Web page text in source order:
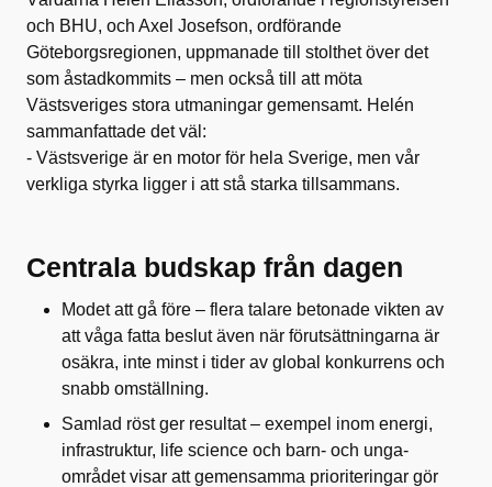
och BHU, och Axel Josefson, ordförande
Göteborgsregionen, uppmanade till stolthet över det
som åstadkommits – men också till att möta
Västsveriges stora utmaningar gemensamt. Helén
sammanfattade det väl:
- Västsverige är en motor för hela Sverige, men vår
verkliga styrka ligger i att stå starka tillsammans.
Centrala budskap från dagen
Modet att gå före – flera talare betonade vikten av
att våga fatta beslut även när förutsättningarna är
osäkra, inte minst i tider av global konkurrens och
snabb omställning.
Samlad röst ger resultat – exempel inom energi,
infrastruktur, life science och barn- och unga-
området visar att gemensamma prioriteringar gör